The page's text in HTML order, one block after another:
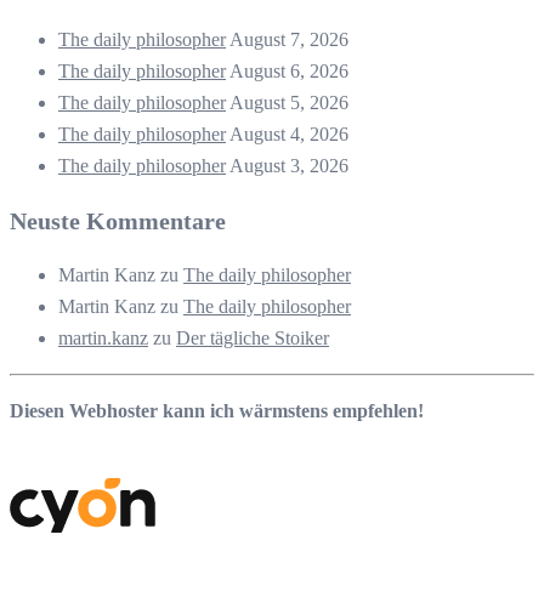
The daily philosopher August 7, 2026
The daily philosopher August 6, 2026
The daily philosopher August 5, 2026
The daily philosopher August 4, 2026
The daily philosopher August 3, 2026
Neuste Kommentare
Martin Kanz zu The daily philosopher
Martin Kanz zu The daily philosopher
martin.kanz zu Der tägliche Stoiker
Diesen Webhoster kann ich wärmstens empfehlen!